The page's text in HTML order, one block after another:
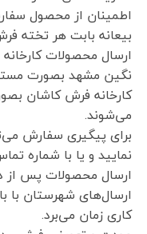
اطمینان از محصول
بیعانه بابت هر تخته فرش ۱/۴ قیمت آن
ارسال محصولات
نگین مشهد بصورت
کارخانه فرش کاشان
می‌شوند.
برای پیگیری سفارش
نمایید و یا با شماره
ارسال محصولات پس از
کاری زمان می‌برد.